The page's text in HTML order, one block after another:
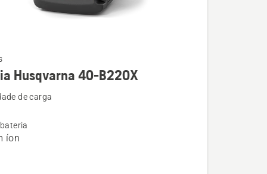
Husqvarna 40-B220X
de carga
íon